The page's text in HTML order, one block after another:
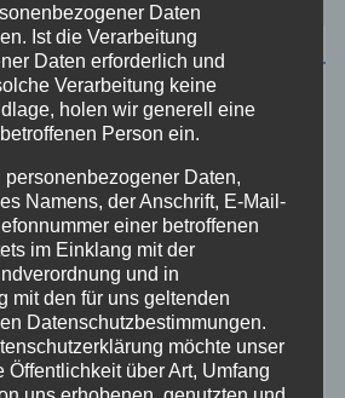
Daten
Ist die Verarbeitung
Daten erforderlich und
Verarbeitung keine
holen wir generell eine
Person ein.
personenbezogener Daten,
Namens, der Anschrift, E-Mail-
einer betroffenen
im Einklang mit der
und in
mit den für uns geltenden
Datenschutzbestimmungen.
möchte unser
Öffentlichkeit über Art, Umfang